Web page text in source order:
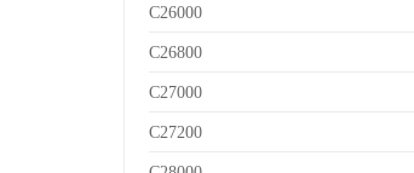
C26000
C26800
C27000
C27200